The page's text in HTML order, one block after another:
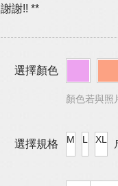
謝謝!! **
選擇顏色
顏色若與照
選擇規格 M L XL